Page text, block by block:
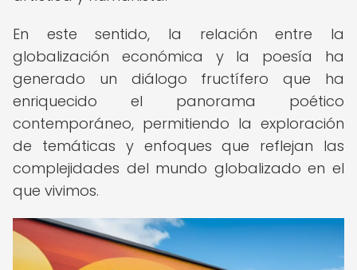
En este sentido, la relación entre la
globalización económica y la poesía ha
generado un diálogo fructífero que ha
enriquecido el panorama poético
contemporáneo, permitiendo la exploración
de temáticas y enfoques que reflejan las
complejidades del mundo globalizado en el
que vivimos.